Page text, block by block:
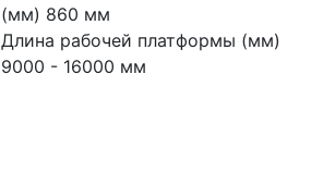
(мм) 860 мм
Длина рабочей платформы (мм)
9000 - 16000 мм